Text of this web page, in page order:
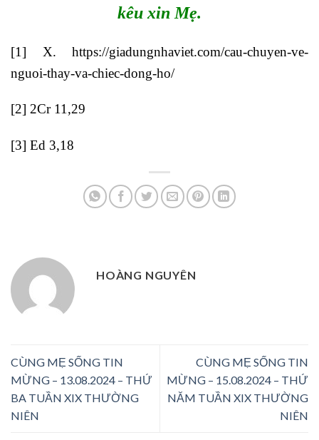
kêu xin Mẹ.
[1] X. https://giadungnhaviet.com/cau-chuyen-ve-
nguoi-thay-va-chiec-dong-ho/
[2] 2Cr 11,29
[3] Ed 3,18
HOÀNG NGUYÊN
CÙNG MẸ SỐNG TIN
MỪNG – 13.08.2024 – THỨ
BA TUẦN XIX THƯỜNG
NIÊN
CÙNG MẸ SỐNG TIN
MỪNG – 15.08.2024 – THỨ
NĂM TUẦN XIX THƯỜNG
NIÊN